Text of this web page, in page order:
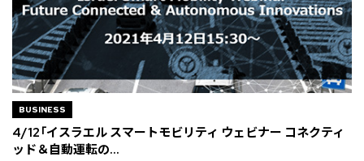
BUSINESS
4/12「イスラエル スマートモビリティ ウェビナー コネクティ
ッド＆自動運転の...